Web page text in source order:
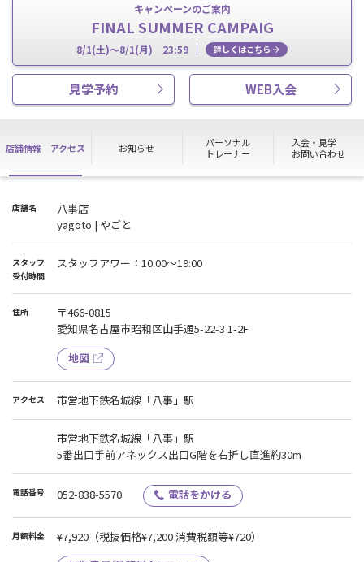
キャンペーンのご案内
FINAL SUMMER CAMPAIG
8/1(土)～8/1(月) 23:59 詳しくはこちら
見学予約 WEB入会
店舗情報 アクセス お知らせ
パーソナル
トレーナー
入会・見学
お問い合わせ
店舗名
八事店
yagoto | やごと
スタッフ
受付時間
スタッフアワー：10:00～19:00
住所
〒466-0815
愛知県名古屋市昭和区山手通5-22-3 1-2F
地図
アクセス 市営地下鉄名城線「八事」駅
市営地下鉄名城線「八事」駅
5番出口手前アネックス出口G階を右折し直進約30m
電話番号 052-838-5570 電話をかける
月額料金 ¥7,920 （税抜価格¥7,200 消費税額等¥720）